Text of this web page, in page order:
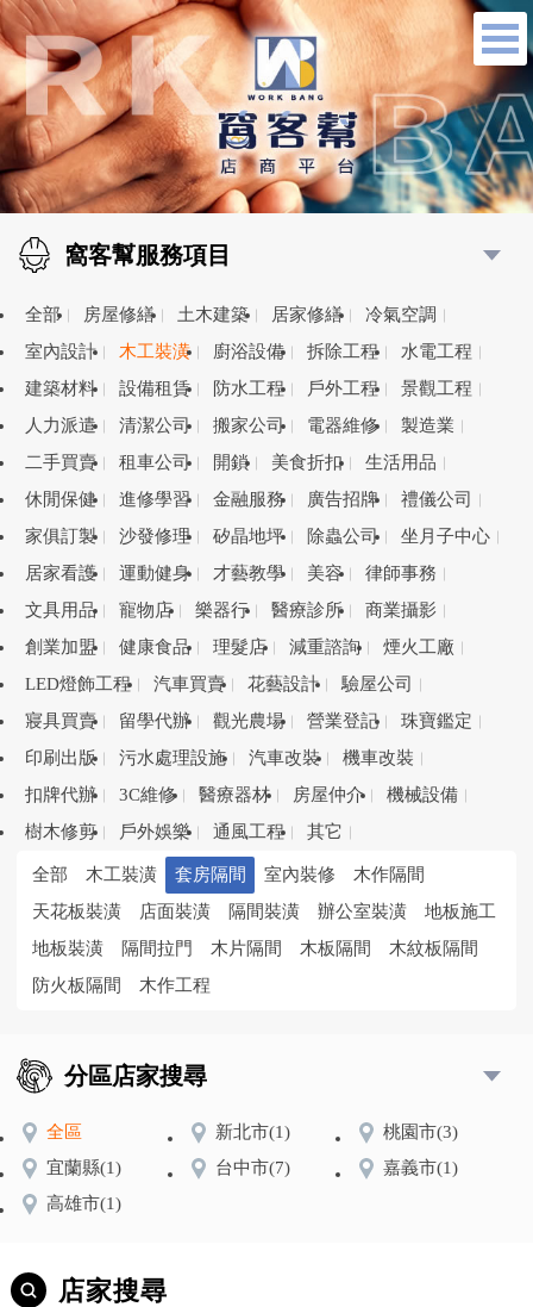
窩客幫服務項目
全部 房屋修繕 土木建築 居家修繕
冷氣空調
室內設計
木工裝潢 廚浴設備 拆除工程
水電工程
建築材料
設備租賃 防水工程 戶外工程
景觀工程
人力派遣
清潔公司 搬家公司 電器維修
製造業
二手買賣
租車公司 開鎖 美食折扣
生活用品
休閒保健
進修學習 金融服務 廣告招牌
禮儀公司
家俱訂製
沙發修理 矽晶地坪 除蟲公司
坐月子中心
居家看護
運動健身 才藝教學 美容
律師事務
文具用品
寵物店 樂器行 醫療診所
商業攝影
創業加盟
健康食品 理髮店 減重諮詢
煙火工廠
LED燈飾工程
汽車買賣 花藝設計
驗屋公司
寢具買賣
留學代辦 觀光農場 營業登記
珠寶鑑定
印刷出版
污水處理設施 汽車改裝
機車改裝
扣牌代辦
3C維修 醫療器材 房屋仲介
機械設備
樹木修剪
戶外娛樂 通風工程 其它
全部 木工裝潢 套房隔間 室內裝修
木作隔間
天花板裝潢
店面裝潢 隔間裝潢 辦公室裝潢
地板施工
地板裝潢
隔間拉門 木片隔間 木板隔間
木紋板隔間
防火板隔間
木作工程
分區店家搜尋
全區 新北市(1) 桃園市(3)
宜蘭縣(1) 台中市(7) 嘉義市(1)
高雄市(1)
店家搜尋